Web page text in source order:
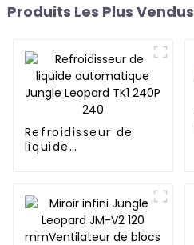
Produits Les Plus Vendus
Refroidisseur de
liquide